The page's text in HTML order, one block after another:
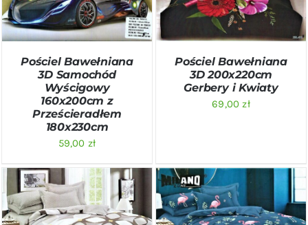
Pościel Bawełniana
3D Samochód
Wyścigowy
160x200cm z
Prześcieradłem
180x230cm
59,00 zł
Pościel Bawełniana
3D 200x220cm
Gerbery i Kwiaty
69,00zł
DODAJ DO KOSZYKA
/
DODAJ DO KOSZYKA
/